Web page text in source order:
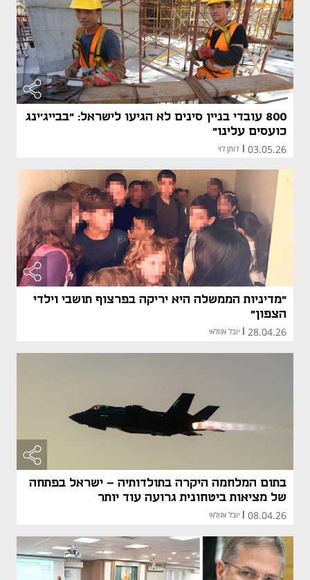
800 עובדי בניין סינים לא הגיעו לישראל: "בבייג'ינג
כועסים עלינו"
03.05.26
| דותן לוי
"מדיניות הממשלה היא יריקה בפרצוף תושבי וילדי
הצפון"
28.04.26 יובל אזולאי
בתום המלחמה היקרה בתולדותיה - ישראל בפתחה
של מציאות ביטחונית גרועה עוד יותר
08.04.26 יובל אזולאי